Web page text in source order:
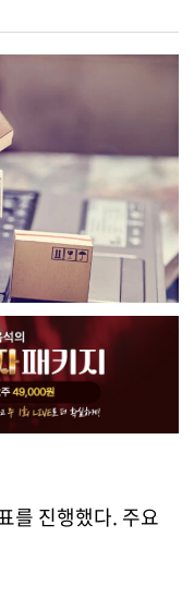
를 진행했다. 주요